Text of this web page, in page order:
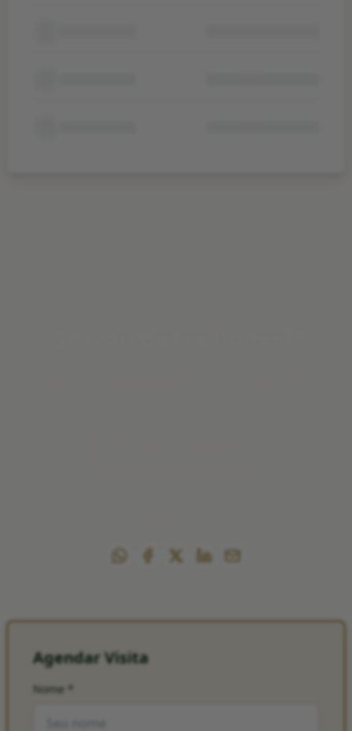
Agendar Visita
Nome *